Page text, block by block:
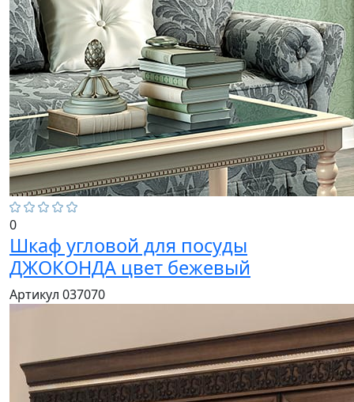
0
Шкаф угловой для посуды
ДЖОКОНДА цвет бежевый
Артикул 037070